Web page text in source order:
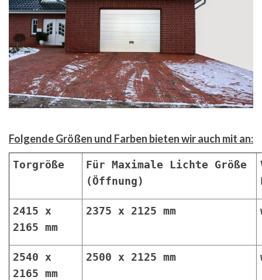
Folgende Größen und Farben bieten wir auch mit an:
Torgröße
Für Maximale Lichte Größe
(Öffnung)
2415 x
2165 mm
2375 x 2125 mm
2540 x
2165 mm
2500 x 2125 mm